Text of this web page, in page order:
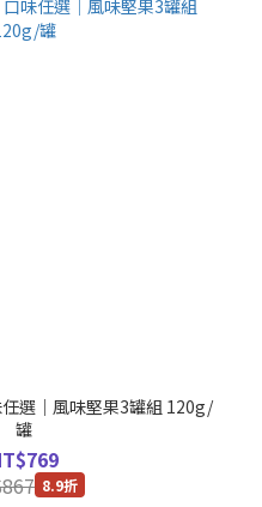
任選｜風味堅果3罐組 120g/
罐
8.9折